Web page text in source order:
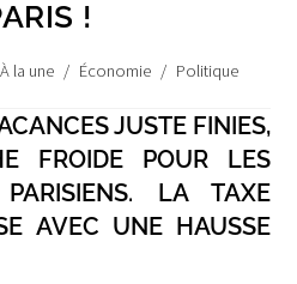
!
À la une / Économie / Politique
JUSTE FINIES,
FROIDE POUR LES
PARISIENS. LA TAXE
AVEC UNE HAUSSE